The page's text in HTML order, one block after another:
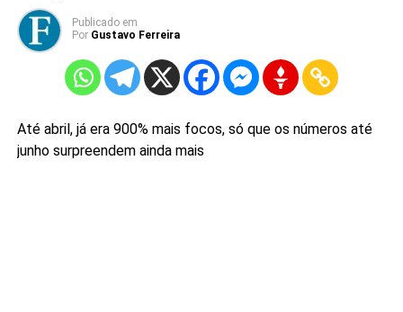
Publicado em
Por Gustavo Ferreira
Até abril, já era 900% mais focos, só que os números até
junho surpreendem ainda mais